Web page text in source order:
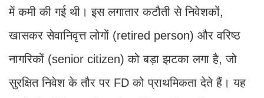
में कमी की गई थी। इस लगातार कटौती से निवेशकों,
खासकर सेवानिवृत्त लोगों (retired person) और वरिष्ठ
नागरिकों (senior citizen) को बड़ा झटका लगा है, जो
सुरक्षित निवेश के तौर पर FD को प्राथमिकता देते हैं। यह